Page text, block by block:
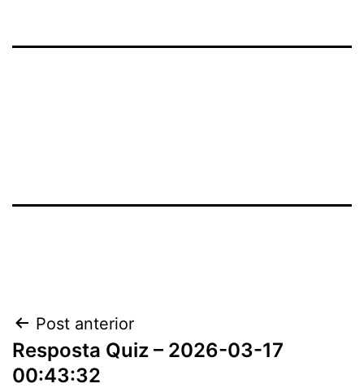
Navegação
de
Post anterior
Resposta Quiz – 2026-03-17
00:43:32